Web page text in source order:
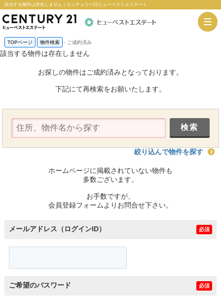
該当する物件は存在しません｜センチュリー21ヒューベストエステート
TOPページ 物件検索 - ご成約済み
該当する物件は存在しません
お探しの物件はご成約済みとなっております。
下記にて再検索をお願いたします。
絞り込んで物件を探す
ホームページに掲載されていない物件も
多数ございます。
お手数ですが、
会員登録フォームよりお問合せ下さい。
メールアドレス（ログインID） 必須
ご希望のパスワード 必須